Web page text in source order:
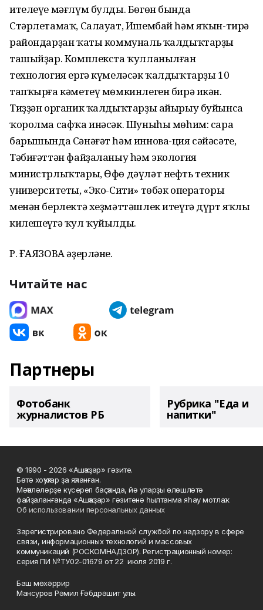
ителеүе мәғлүм булды. Бөгөн бында
Стәрлетамаҡ, Салауат, Ишембай һәм яҡын-тирә
райондарҙан ҡаты коммуналь ҡалдыҡтарҙы
ташыйҙар. Комплекста ҡулланылған
технология ергә күмеләсәк ҡалдыҡтарҙы 10
тапҡырға кәметеү мөмкинлеген бирә икән.
Тиҙҙән органик ҡалдыҡтарҙы айырыу буйынса
ҡоролма сафҡа инәсәк. Шуныһы мөһим: сара
барышында Сәнәғәт һәм иннова-ция сәйәсәте,
Тәбиғәттән файҙаланыу һәм экология
министрлыҡтары, Өфө дәүләт нефть техник
университеты, «Эко-Сити» төбәк операторы
менән берлектә хеҙмәттәшлек итеүгә дүрт яҡлы
килешеүгә ҡул ҡуйылды.
Р. ҒАЯЗОВА әҙерләне.
Читайте нас
Партнеры
Фотобанк
журналистов РБ
Рубрика "Еда и
напитки"
© 1990 - 2026 «Ашҡаҙар» гәзите.
Бөтә хоҡуҡтар ҙа яҡланған.
Мәҡәләләрҙе күсереп баҫҡанда, йә уларҙы өлөшләтә
файҙаланғанда «Ашҡаҙар» гәзитенә һылтанма яһау мотлаҡ.
Об использовании персональных данных
Зарегистрировано Федеральной службой по надзору в сфере
связи, информационных технологий и массовых
коммуникаций (РОСКОМНАДЗОР). Регистрационный номер:
серия ПИ №ТУ02-01679 от 22 июля 2019 г.
Баш мөхәррир
Мансуров Рәмил Ғәбдрәшит улы.